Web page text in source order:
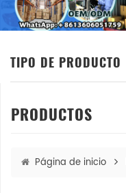
TIPO DE PRODUCTO
PRODUCTOS
Página de inicio